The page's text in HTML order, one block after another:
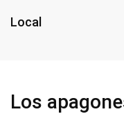
Local
Los